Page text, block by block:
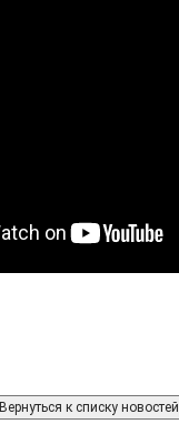
Вернуться к списку новостей